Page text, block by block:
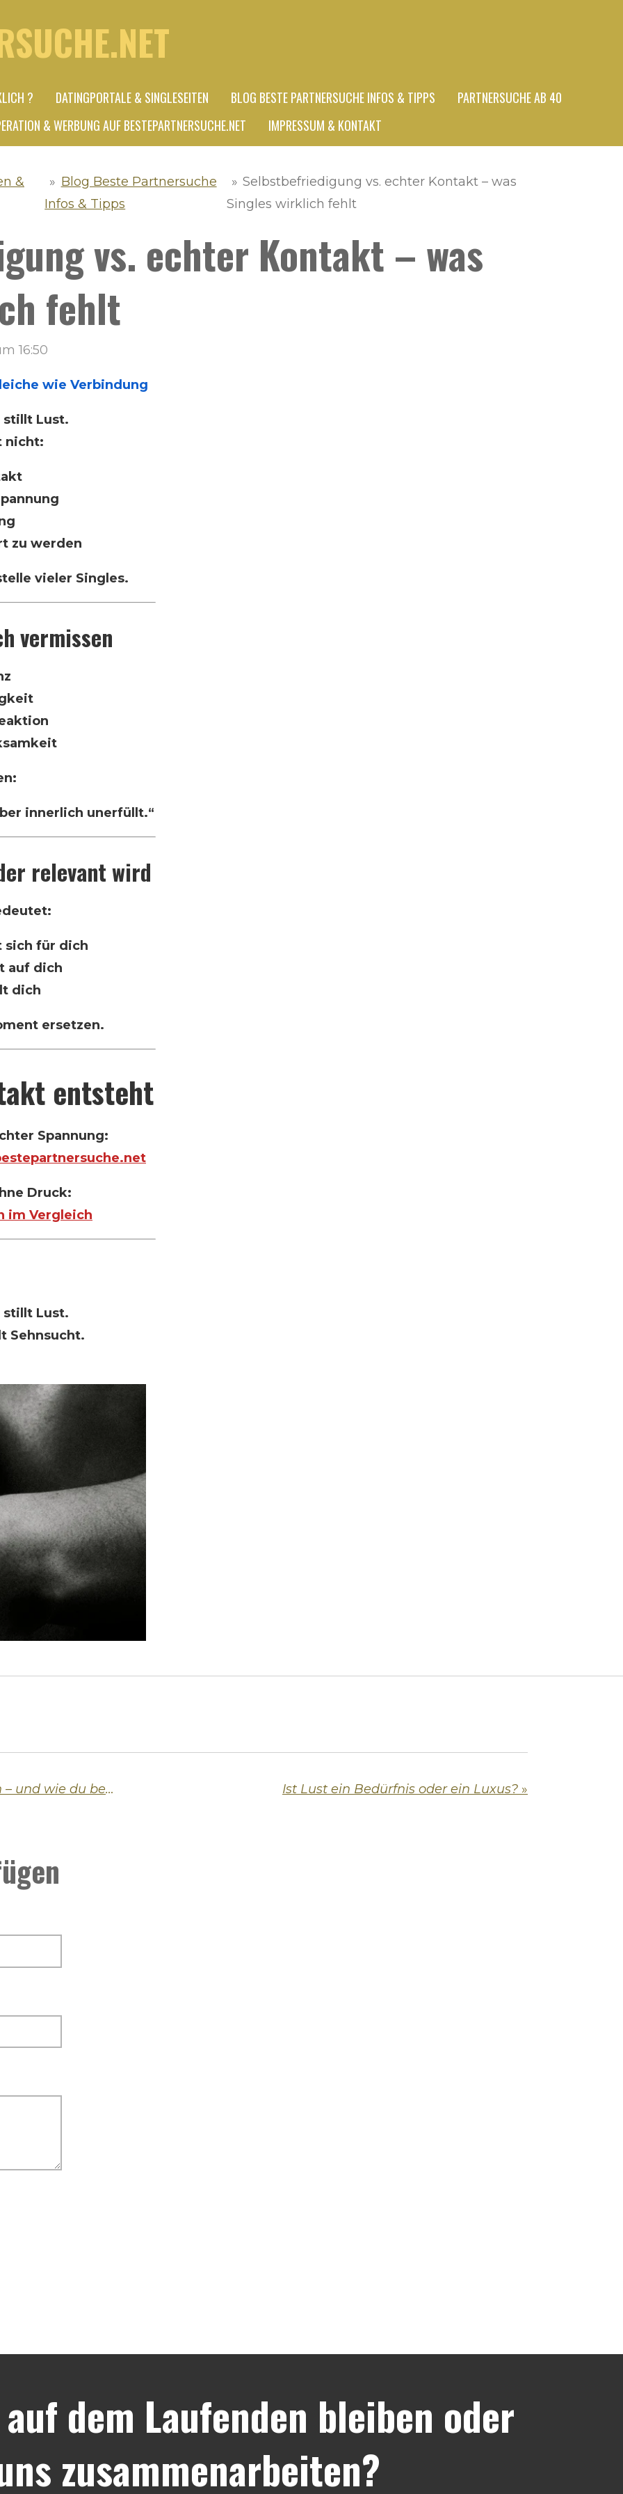
? DATINGPORTALE & SINGLESEITEN BLOG BESTE PARTNERSUCHE INFOS & TIPPS
PARTNERSUCHE AB 40
& WERBUNG AUF BESTEPARTNERSUCHE.NET IMPRESSUM & KONTAKT
&
» Blog Beste Partnersuche
Infos & Tipps
» Selbstbefriedigung vs. echter Kontakt – was
Singles wirklich fehlt
vs. echter Kontakt – was
fehlt
16:50
wie Verbindung
Lust.
nicht:
zu werden
vieler Singles.
vermissen
innerlich unerfüllt.“
relevant wird
sich für dich
auf dich
dich
ersetzen.
entsteht
Spannung:
Druck:
im Vergleich
Lust.
Sehnsucht.
🔥 Warum Frauen Männer testen – und wie du bestehst Ist Lust ein Bedürfnis oder ein Luxus? »
dem Laufenden bleiben oder
zusammenarbeiten?